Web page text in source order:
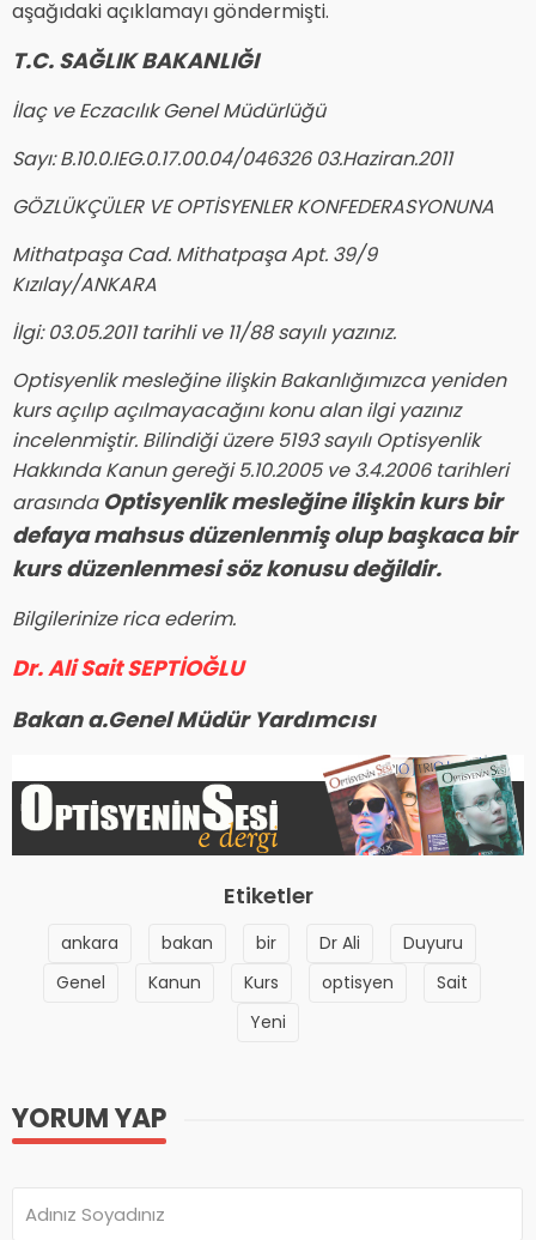
aşağıdaki açıklamayı göndermişti.
T.C. SAĞLIK BAKANLIĞI
İlaç ve Eczacılık Genel Müdürlüğü
Sayı: B.10.0.IEG.0.17.00.04/046326 03.Haziran.2011
GÖZLÜKÇÜLER VE OPTİSYENLER KONFEDERASYONUNA
Mithatpaşa Cad. Mithatpaşa Apt. 39/9
Kızılay/ANKARA
İlgi: 03.05.2011 tarihli ve 11/88 sayılı yazınız.
Optisyenlik mesleğine ilişkin Bakanlığımızca yeniden
kurs açılıp açılmayacağını konu alan ilgi yazınız
incelenmiştir. Bilindiği üzere 5193 sayılı Optisyenlik
Hakkında Kanun gereği 5.10.2005 ve 3.4.2006 tarihleri
arasında Optisyenlik mesleğine ilişkin kurs bir
defaya mahsus düzenlenmiş olup başkaca bir
kurs düzenlenmesi söz konusu değildir.
Bilgilerinize rica ederim.
Dr. Ali Sait SEPTİOĞLU
Bakan a.Genel Müdür Yardımcısı
Etiketler
ankara bakan bir Dr Ali
Duyuru
Genel
Kanun Kurs optisyen
Sait
Yeni
YORUM YAP